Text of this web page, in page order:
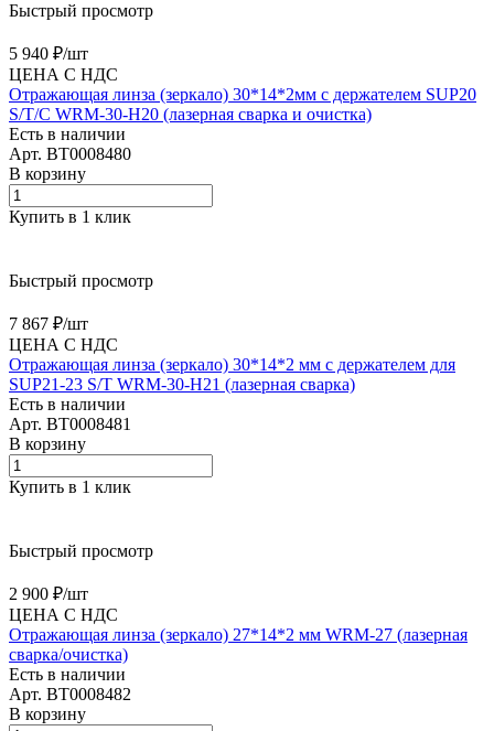
Быстрый просмотр
5 940 ₽/шт
ЦЕНА С НДС
Отражающая линза (зеркало) 30*14*2мм с держателем SUP20
S/T/C WRM-30-H20 (лазерная сварка и очистка)
Есть в наличии
Арт. BT0008480
В корзину
Купить в 1 клик
Быстрый просмотр
7 867 ₽/шт
ЦЕНА С НДС
Отражающая линза (зеркало) 30*14*2 мм с держателем для
SUP21-23 S/T WRM-30-H21 (лазерная сварка)
Есть в наличии
Арт. BT0008481
В корзину
Купить в 1 клик
Быстрый просмотр
2 900 ₽/шт
ЦЕНА С НДС
Отражающая линза (зеркало) 27*14*2 мм WRM-27 (лазерная
сварка/очистка)
Есть в наличии
Арт. BT0008482
В корзину